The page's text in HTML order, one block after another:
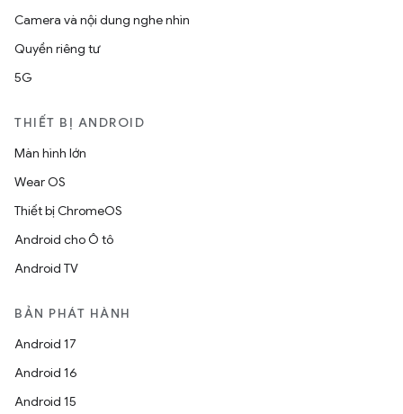
Camera và nội dung nghe nhìn
Quyền riêng tư
5G
THIẾT BỊ ANDROID
Màn hình lớn
Wear OS
Thiết bị ChromeOS
Android cho Ô tô
Android TV
BẢN PHÁT HÀNH
Android 17
Android 16
Android 15